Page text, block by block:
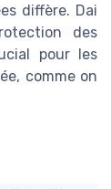
diffère. Dai
des
pour les
comme on